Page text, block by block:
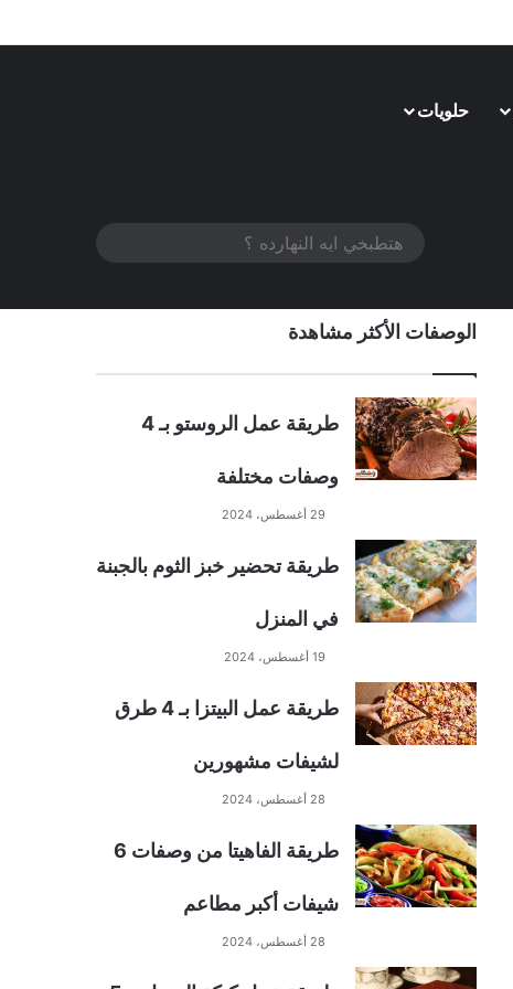
حلويات
الوضع المظلم
الوصفات الأكثر مشاهدة
طريقة عمل الروستو بـ 4
وصفات مختلفة
29 أغسطس، 2024
طريقة تحضير خبز الثوم بالجبنة
في المنزل
19 أغسطس، 2024
طريقة عمل البيتزا بـ 4 طرق
لشيفات مشهورين
28 أغسطس، 2024
طريقة الفاهيتا من وصفات 6
شيفات أكبر مطاعم
28 أغسطس، 2024